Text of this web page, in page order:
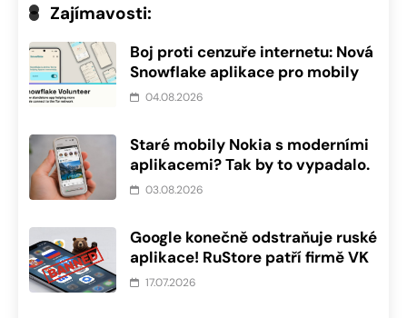
Zajímavosti:
Boj proti cenzuře internetu: Nová
Snowflake aplikace pro mobily
04.08.2026
Staré mobily Nokia s moderními
aplikacemi? Tak by to vypadalo.
03.08.2026
Google konečně odstraňuje ruské
aplikace! RuStore patří firmě VK
17.07.2026